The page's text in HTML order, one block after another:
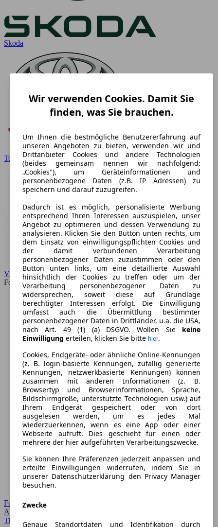
Skoda
Toyota
VW
Forum
Forum Startseite
Alle Auto-Foren
Themen-Forum
Wir verwenden Cookies. Damit Sie
finden, was Sie brauchen.
Um Ihnen die bestmögliche Benutzererfahrung auf
unseren Angeboten zu bieten, verwenden wir und
Drittanbieter Cookies und andere Technologien
(beides gemeinsam nennen wir nachfolgend:
„Cookies"), um Geräteinformationen und
personenbezogene Daten (z.B. IP Adressen) zu
speichern und darauf zuzugreifen.
Dadurch ist es möglich, personalisierte Werbung
entsprechend Ihren Interessen auszuspielen, unser
Angebot zu optimieren und dessen Verwendung zu
analysieren. Klicken Sie den Button unten rechts, um
dem Einsatz von einwilligungspflichten Cookies und
der damit verbundenen Verarbeitung
personenbezogener Daten zuzustimmen oder den
Button unten links, um eine detaillierte Auswahl
hinsichtlich der Cookies zu treffen oder um der
Verarbeitung personenbezogener Daten zu
widersprechen, soweit diese auf Grundlage
berechtigter Interessen erfolgt. Die Einwilligung
umfasst auch die Übermittlung bestimmter
personenbezogener Daten in Drittländer, u.a. die USA,
nach Art. 49 (1) (a) DSGVO. Wollen Sie keine
Einwilligung erteilen, klicken Sie bitte hier.
Cookies, Endgeräte- oder ähnliche Online-Kennungen
(z. B. login-basierte Kennungen, zufällig generierte
Kennungen, netzwerkbasierte Kennungen) können
zusammen mit anderen Informationen (z. B.
Browsertyp und Browserinformationen, Sprache,
Bildschirmgröße, unterstützte Technologien usw.) auf
Ihrem Endgerät gespeichert oder von dort
ausgelesen werden, um es jedes Mal
wiederzuerkennen, wenn es eine App oder einer
Webseite aufruft. Dies geschieht für einen oder
mehrere der hier aufgeführten Verarbeitungszwecke.
Sie können Ihre Präferenzen jederzeit anpassen und
erteilte Einwilligungen widerrufen, indem Sie in
unserer Datenschutzerklärung den Privacy Manager
besuchen.
Zwecke
Genaue Standortdaten und Identifikation durch